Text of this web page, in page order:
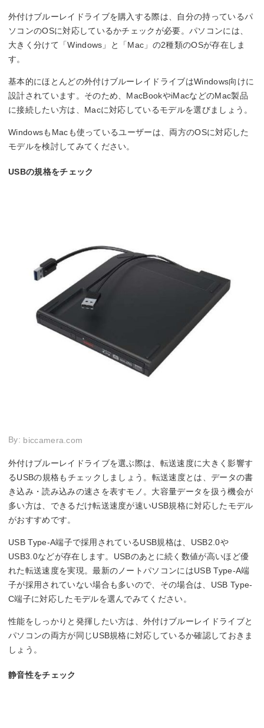
外付けブルーレイドライブを購入する際は、自分の持っているパ
ソコンのOSに対応しているかチェックが必要。パソコンには、
大きく分けて「Windows」と「Mac」の2種類のOSが存在しま
す。
基本的にほとんどの外付けブルーレイドライブはWindows向けに
設計されています。そのため、MacBookやiMacなどのMac製品
に接続したい方は、Macに対応しているモデルを選びましょう。
WindowsもMacも使っているユーザーは、両方のOSに対応した
モデルを検討してみてください。
USBの規格をチェック
By: biccamera.com
外付けブルーレイドライブを選ぶ際は、転送速度に大きく影響す
るUSBの規格もチェックしましょう。転送速度とは、データの書
き込み・読み込みの速さを表すモノ。大容量データを扱う機会が
多い方は、できるだけ転送速度が速いUSB規格に対応したモデル
がおすすめです。
USB Type-A端子で採用されているUSB規格は、USB2.0や
USB3.0などが存在します。USBのあとに続く数値が高いほど優
れた転送速度を実現。最新のノートパソコンにはUSB Type-A端
子が採用されていない場合も多いので、その場合は、USB Type-
C端子に対応したモデルを選んでみてください。
性能をしっかりと発揮したい方は、外付けブルーレイドライブと
パソコンの両方が同じUSB規格に対応しているか確認しておきま
しょう。
静音性をチェック